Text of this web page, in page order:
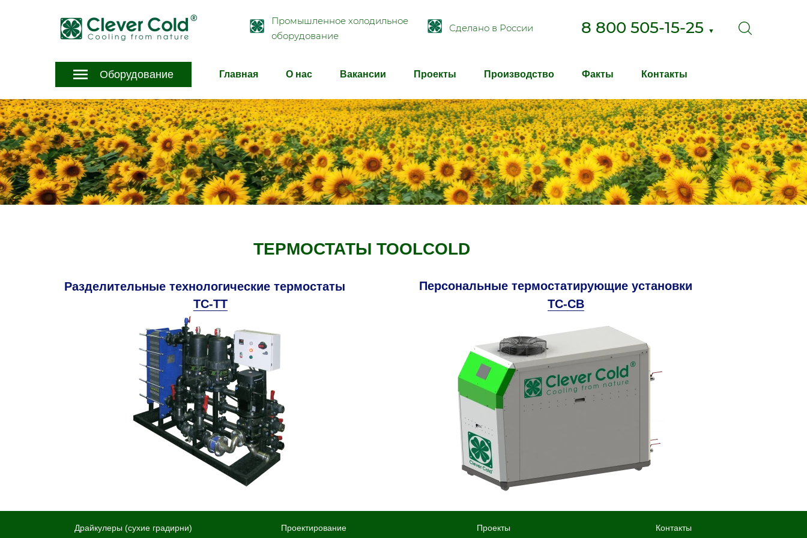
Промышленное холодильное
оборудование
Сделано в России 8 800 505-15-25 ▼
Оборудование Главная О нас Вакансии Проекты Производство Факты Контакты
ТЕРМОСТАТЫ TOOLCOLD
Разделительные технологические термостаты
TC-TT
Персональные термостатирующие установки
TC-CB
Драйкулеры (сухие градирни) Проектирование Проекты Контакты